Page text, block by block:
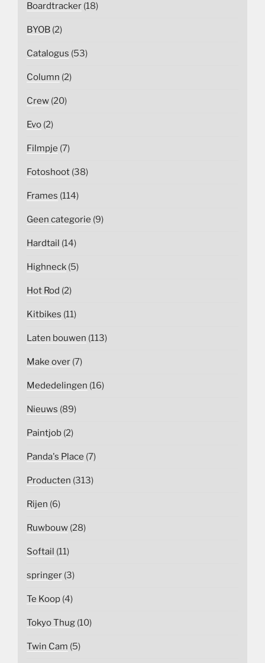
Boardtracker (18)
BYOB (2)
Catalogus (53)
Column (2)
Crew (20)
Evo (2)
Filmpje (7)
Fotoshoot (38)
Frames (114)
Geen categorie (9)
Hardtail (14)
Highneck (5)
Hot Rod (2)
Kitbikes (11)
Laten bouwen (113)
Make over (7)
Mededelingen (16)
Nieuws (89)
Paintjob (2)
Panda's Place (7)
Producten (313)
Rijen (6)
Ruwbouw (28)
Softail (11)
springer (3)
Te Koop (4)
Tokyo Thug (10)
Twin Cam (5)